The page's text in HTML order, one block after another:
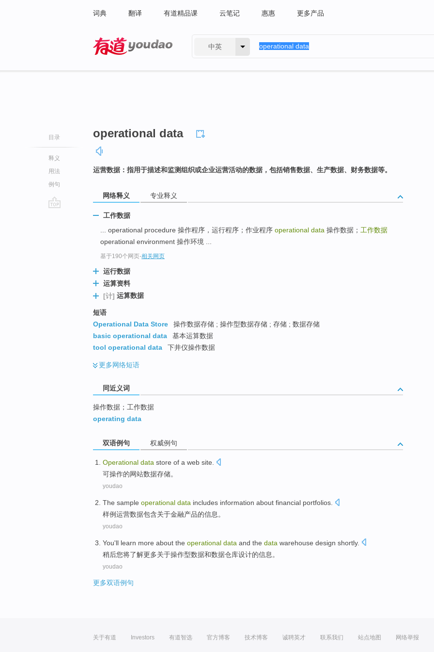
词典 翻译 有道精品课 云笔记 惠惠 更多产品
中英
目录
释义
用法
例句
operational data
运营数据：指用于描述和监测组织或企业运营活动的数据，包括销售数据、生产数据、财务数据等。
网络释义 专业释义
工作数据
... operational procedure 操作程序，运行程序；作业程序 operational data 操作数据； 工作数据
operational environment 操作环境 ...
基于190个网页-相关网页
运行数据
运算资料
[计] 运算数据
短语
Operational Data Store
操作数据存储 ; 操作型数据存储 ; 存储 ; 数据存储
basic operational data
基本运算数据
tool operational data
下井仪操作数据
更多网络短语
同近义词
操作数据；工作数据
operating data
双语例句 权威例句
Operational data store of a web site
可操作的网站数据存储。
youdao
The sample operational data includes information about financial portfolios
样例运营数据包含关于金融产品的信息 。
youdao
You'll learn more about the operational data and the data warehouse design shortly.
稍后您将了解更多关于操作型数据和数据仓库设计的信息。
youdao
更多双语例句
关于有道 Investors 有道智选 官方博客 技术博客 诚聘英才 联系我们 站点地图 网络举报